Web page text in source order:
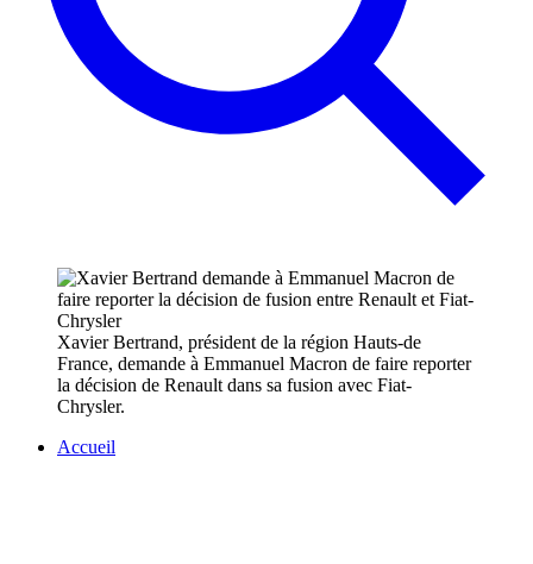
Xavier Bertrand, président de la région Hauts-de
France, demande à Emmanuel Macron de faire reporter
la décision de Renault dans sa fusion avec Fiat-
Chrysler.
Accueil